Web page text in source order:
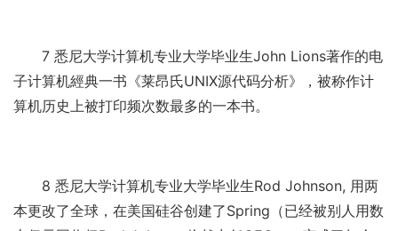
7 悉尼大学计算机专业大学毕业生John Lions著作的电
子计算机經典一书《莱昂氏UNIX源代码分析》，被称作计
算机历史上被打印频次数最多的一本书。
8 悉尼大学计算机专业大学毕业生Rod Johnson, 用两
本更改了全球，在美国硅谷创建了Spring（已经被别人用数